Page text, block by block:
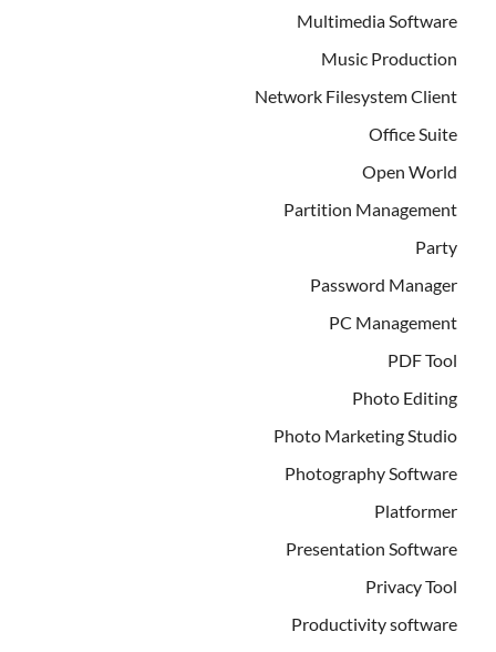
Multimedia Software
Music Production
Network Filesystem Client
Office Suite
Open World
Partition Management
Party
Password Manager
PC Management
PDF Tool
Photo Editing
Photo Marketing Studio
Photography Software
Platformer
Presentation Software
Privacy Tool
Productivity software